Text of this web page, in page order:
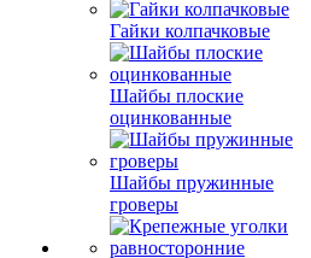
Гайки колпачковые
Шайбы плоские
оцинкованные
Шайбы пружинные
гроверы